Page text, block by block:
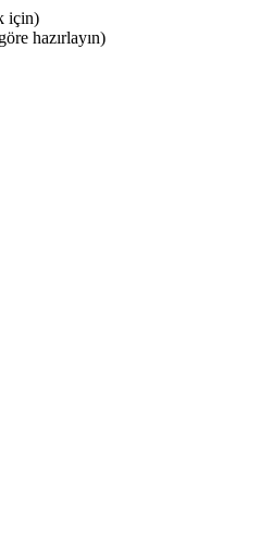
için)
hazırlayın)